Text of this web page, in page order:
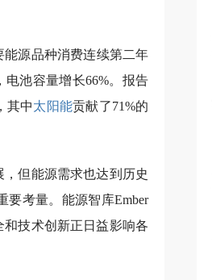
能源品种消费连续第二年
电池容量增长66%。报告
其中太阳能贡献了71%的
但能源需求也达到历史
考量。能源智库Ember
技术创新正日益影响各